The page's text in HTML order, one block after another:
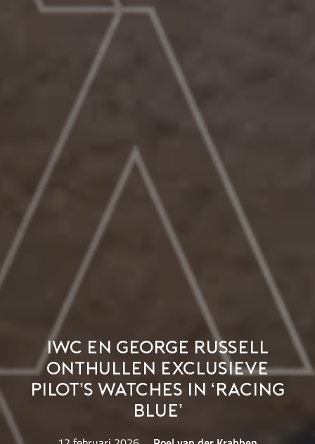
IWC en George Russell
onthullen exclusieve
Pilot’s Watches in ‘Racing
Blue’